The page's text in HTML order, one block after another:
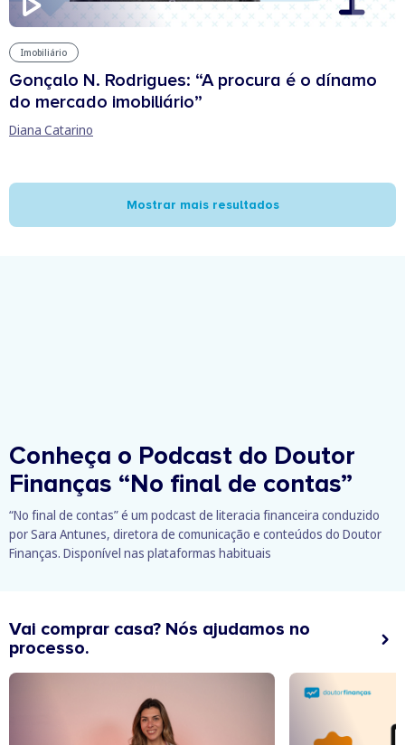
Imobiliário
Gonçalo N. Rodrigues: “A procura é o dínamo
do mercado imobiliário”
Diana Catarino
Mostrar mais resultados
Conheça o Podcast do Doutor
Finanças “No final de contas”
“No final de contas” é um podcast de literacia financeira conduzido
por Sara Antunes, diretora de comunicação e conteúdos do Doutor
Finanças. Disponível nas plataformas habituais
Vai comprar casa? Nós ajudamos no
processo.